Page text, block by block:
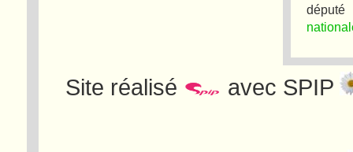
Site réalisé avec SPIP